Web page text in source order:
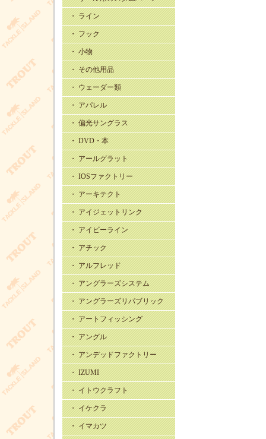
・ ライン
・ フック
・ 小物
・ その他用品
・ ウェーダー類
・ アパレル
・ 偏光サングラス
・ DVD・本
・ アールグラット
・ IOSファクトリー
・ アーキテクト
・ アイジェットリンク
・ アイビーライン
・ アチック
・ アルフレッド
・ アングラーズシステム
・ アングラーズリパブリック
・ アートフィッシング
・ アングル
・ アンデッドファクトリー
・ IZUMI
・ イトウクラフト
・ イケクラ
・ イマカツ